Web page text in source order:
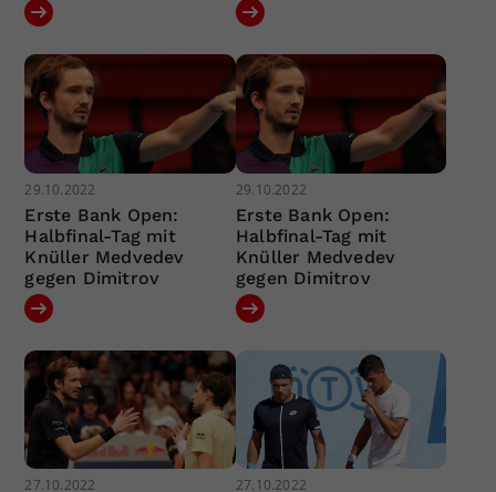
29.10.2022
Erste Bank Open:
Halbfinal-Tag mit
Knüller Medvedev
gegen Dimitrov
29.10.2022
Erste Bank Open:
Halbfinal-Tag mit
Knüller Medvedev
gegen Dimitrov
27.10.2022 27.10.2022